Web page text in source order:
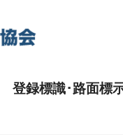
登録標識･路面標